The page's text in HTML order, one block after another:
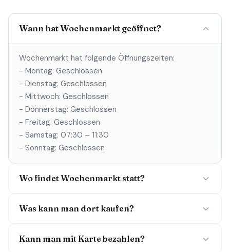
Wann hat Wochenmarkt geöffnet?
Wochenmarkt hat folgende Öffnungszeiten:
- Montag: Geschlossen
- Dienstag: Geschlossen
- Mittwoch: Geschlossen
- Donnerstag: Geschlossen
- Freitag: Geschlossen
- Samstag: 07:30 – 11:30
- Sonntag: Geschlossen
Wo findet Wochenmarkt statt?
Was kann man dort kaufen?
Kann man mit Karte bezahlen?